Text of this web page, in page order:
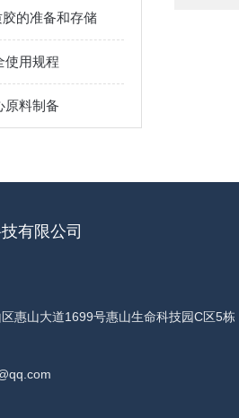
的准备和存储
使用规程
原料制备
有限公司
惠山大道1699号惠山生命科技园C区5栋